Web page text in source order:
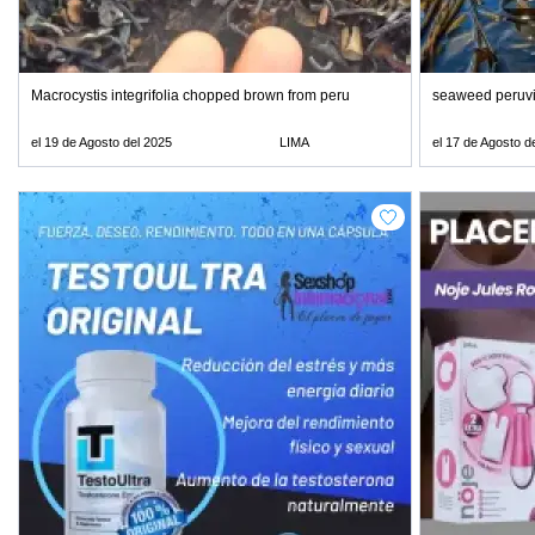
Macrocystis integrifolia chopped brown from peru
el 19 de Agosto del 2025 LIMA
seaweed
el 17 de Agosto